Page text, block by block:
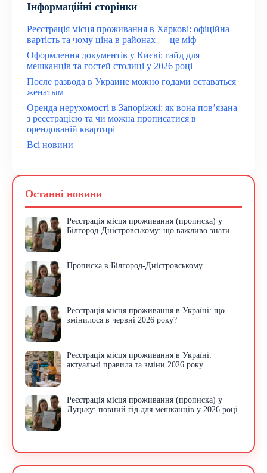
Інформаційні сторінки
Реєстрація місця проживання в Харкові: офіційна
вартість та чому ціна в районах — це міф
Оформлення документів у Києві: гайд для
мешканців та гостей столиці у 2026 році
После развода в Украине можно годами оставаться
женатым
Оренда нерухомості в Запоріжжі: як вона пов’язана
з реєстрацією та чи можна прописатися в
орендованій квартирі
Всі новини
Останні новини
Реєстрація місця проживання (прописка) у
Білгород-Дністровському: що важливо знати
Прописка в Білгород-Дністровському
Реєстрація місця проживання в Україні: що
змінилося в червні 2026 року?
Реєстрація місця проживання в Україні:
актуальні правила та зміни 2026 року
Реєстрація місця проживання (прописка) у
Луцьку: повний гід для мешканців у 2026 році